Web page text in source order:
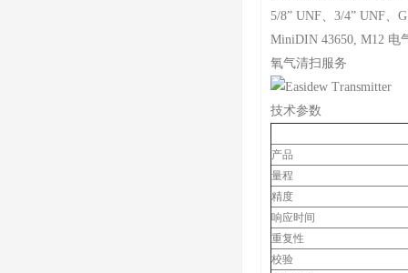
5/8” UNF、3/4” UNF、
MiniDIN 43650, M12 电
氧气清扫服务
技术参数
产品
量程
精度
响应时间
重复性
校验